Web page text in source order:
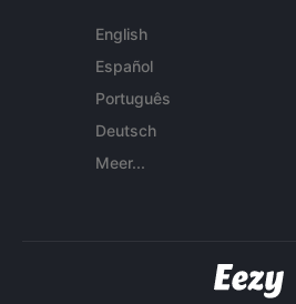
English
Español
Português
Deutsch
Meer...